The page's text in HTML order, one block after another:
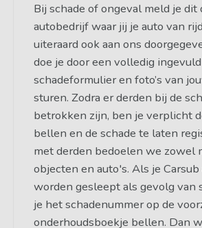
Bij schade of ongeval meld je dit
autobedrijf waar jij je auto van
uiteraard ook aan ons
doe je door een volledig ingevuld
schadeformulier en foto’s van
sturen. Zodra er derden bij de
betrokken zijn, ben je verplicht
bellen en de schade te laten
met derden bedoelen we zowel
objecten en auto's. Als je
worden gesleept als gevolg van
je het schadenummer op de
onderhoudsboekje bellen. Dan